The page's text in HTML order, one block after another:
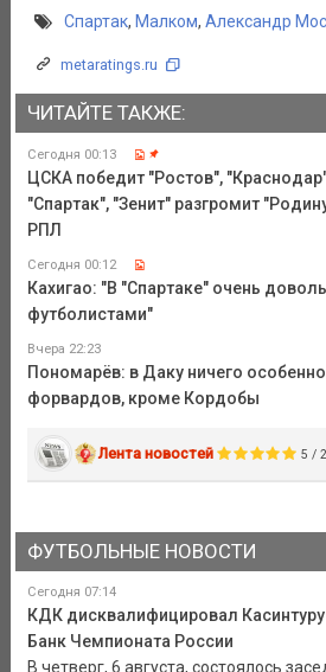
Спартак, Малком, Александр
metaratings.ru
ЧИТАЙТЕ ТАКЖЕ:
Сегодня 00:13
ЦСКА победит "Ростов",
"Спартак", "Зенит" разгромит
РПЛ
Сегодня 00:12
Кахигао: "В "Спартаке" очень
футболистами"
Вчера 22:23
Пономарёв: в Даку ничего
форвардов, кроме Кордобы
Лента новостей 5 / 2
ФУТБОЛЬНЫЕ НОВОСТИ
Сегодня 07:14
КДК дисквалифицировал
Банк Чемпионата России
В четверг, 6 августа, состоялось